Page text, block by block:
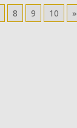
8 9 10 »